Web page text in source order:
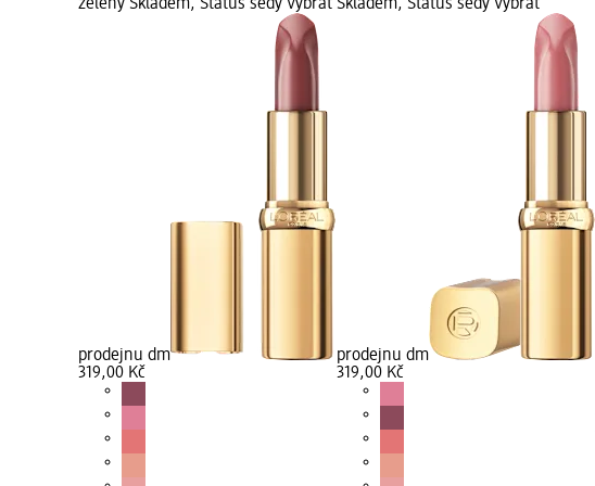
zelený Skladem, Status šedý Vybrat
prodejnu dm
319,00 Kč
Skladem, Status šedý Vybrat
prodejnu dm
319,00 Kč